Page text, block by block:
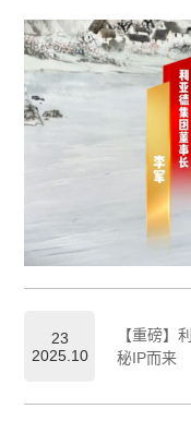
23
2025.10
【重磅】
秘IP而来